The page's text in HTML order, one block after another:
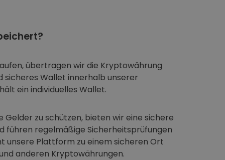
übertragen wir die Kryptowährung
sicheres Wallet innerhalb unserer
ein individuelles Wallet.
Gelder zu schützen, bieten wir eine sichere
führen regelmäßige Sicherheitsprüfungen
unsere Plattform zu einem sicheren Ort
anderen Kryptowährungen.